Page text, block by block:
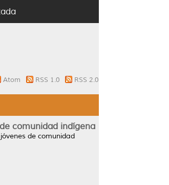
Atom RSS 1.0 RSS 2.0
comunidad indígena
de comunidad